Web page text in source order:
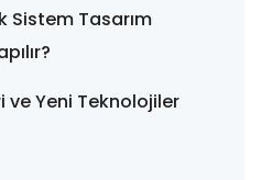
Sistem Tasarım
ve Yeni Teknolojiler